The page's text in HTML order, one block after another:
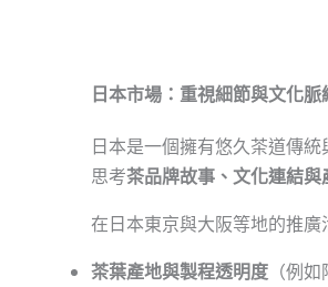
日本市場：重視細節與文化
日本是一個擁有悠久茶道傳
思考茶品牌故事、文化連結
在日本東京與大阪等地的推廣
茶葉產地與製程透明度 （例